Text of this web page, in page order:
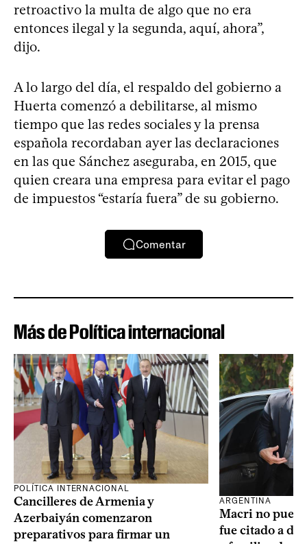
retroactivo la multa de algo que no era
entonces ilegal y la segunda, aquí, ahora”,
dijo.
A lo largo del día, el respaldo del gobierno a
Huerta comenzó a debilitarse, al mismo
tiempo que las redes sociales y la prensa
española recordaban ayer las declaraciones
en las que Sánchez aseguraba, en 2015, que
quien creara una empresa para evitar el pago
de impuestos “estaría fuera” de su gobierno.
Comentar
Más de Política internacional
POLÍTICA INTERNACIONAL
Cancilleres de Armenia y
Azerbaiyán comenzaron
preparativos para firmar un
ARGENTINA
Macri no
fue citado a